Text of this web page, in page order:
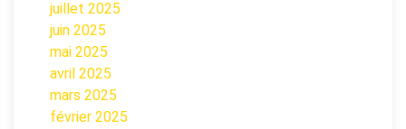
juillet 2025
juin 2025
mai 2025
avril 2025
mars 2025
février 2025